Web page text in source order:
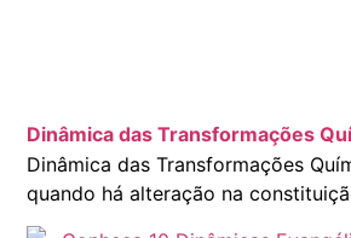
Dinâmica das Transformações
Dinâmica das Transformações
quando há alteração na